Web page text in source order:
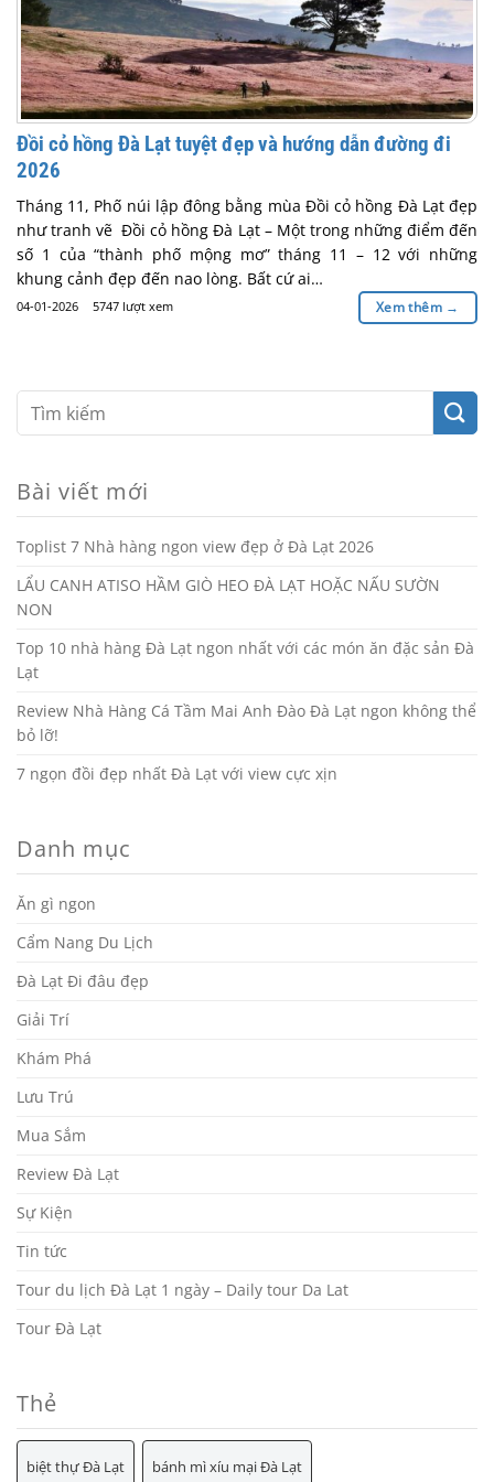
Đồi cỏ hồng Đà Lạt tuyệt đẹp và hướng dẫn đường đi
2026
Tháng 11, Phố núi lập đông bằng mùa Đồi cỏ hồng Đà Lạt đẹp
như tranh vẽ Đồi cỏ hồng Đà Lạt – Một trong những điểm đến
số 1 của “thành phố mộng mơ” tháng 11 – 12 với những
khung cảnh đẹp đến nao lòng. Bất cứ ai…
04-01-2026 5747 lượt xem Xem thêm →
Bài viết mới
Toplist 7 Nhà hàng ngon view đẹp ở Đà Lạt 2026
LẨU CANH ATISO HẦM GIÒ HEO ĐÀ LẠT HOẶC NẤU SƯỜN
NON
Top 10 nhà hàng Đà Lạt ngon nhất với các món ăn đặc sản Đà
Lạt
Review Nhà Hàng Cá Tầm Mai Anh Đào Đà Lạt ngon không thể
bỏ lỡ!
7 ngọn đồi đẹp nhất Đà Lạt với view cực xịn
Danh mục
Ăn gì ngon
Cẩm Nang Du Lịch
Đà Lạt Đi đâu đẹp
Giải Trí
Khám Phá
Lưu Trú
Mua Sắm
Review Đà Lạt
Sự Kiện
Tin tức
Tour du lịch Đà Lạt 1 ngày – Daily tour Da Lat
Tour Đà Lạt
Thẻ
biệt thự Đà Lạt bánh mì xíu mại Đà Lạt